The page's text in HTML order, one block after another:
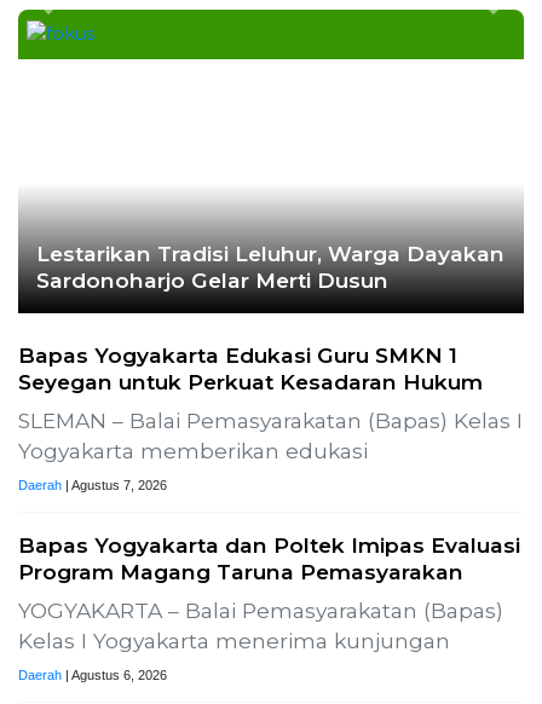
Ekoran Serikat News, Edisi
November 2023
Hoaks – Video Viral
Pertandingan Indonesia vs
Uzbekistan Akan Diulang
SLR-T-
Gelar Media Gathering, Geodipa Ajak